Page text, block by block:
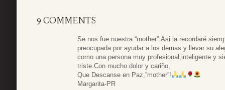
9 COMMENTS
Se nos fue nuestra “mother”.Asi la recordaré
preocupada por ayudar a los demas y llevar su
como una persona muy profesional,inteligente y
triste.Con mucho dolor y cariño,
Que Descanse en Paz,”mother”!
Margarita-PR